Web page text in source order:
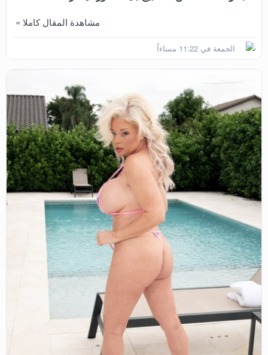
مشاهدة المقال كاملا »
الجمعة في 11:22 مساءاً